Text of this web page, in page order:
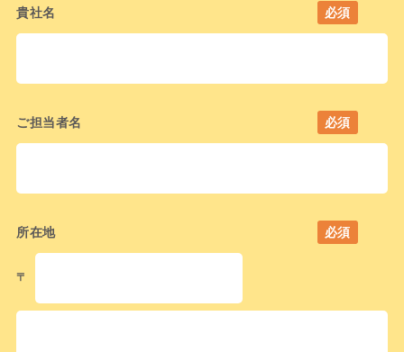
貴社名 必須
ご担当者名 必須
所在地 必須
〒